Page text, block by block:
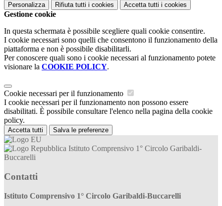
Personalizza Rifiuta tutti i cookies Accetta tutti i cookies
Gestione cookie
In questa schermata è possibile scegliere quali cookie consentire.
I cookie necessari sono quelli che consentono il funzionamento della
piattaforma e non è possibile disabilitarli.
Per conoscere quali sono i cookie necessari al funzionamento potete
visionare la COOKIE POLICY.
Cookie necessari per il funzionamento
I cookie necessari per il funzionamento non possono essere
disabilitati. È possibile consultare l'elenco nella pagina della cookie
policy.
Accetta tutti Salva le preferenze
Istituto Comprensivo 1° Circolo Garibaldi-
Buccarelli
Contatti
Istituto Comprensivo 1° Circolo Garibaldi-Buccarelli